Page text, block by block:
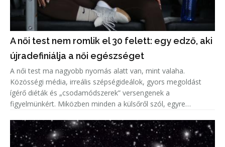
A női test nem romlik el 30 felett: egy edző, aki
újradefiniálja a női egészséget
A női test ma nagyobb nyomás alatt van, mint valaha.
Közösségi média, irreális szépségideálok, gyors megoldást
ígérő diéták és „csodamódszerek” versengenek a
figyelmünkért. Miközben minden a külsőről szól, egyre
egészségről.